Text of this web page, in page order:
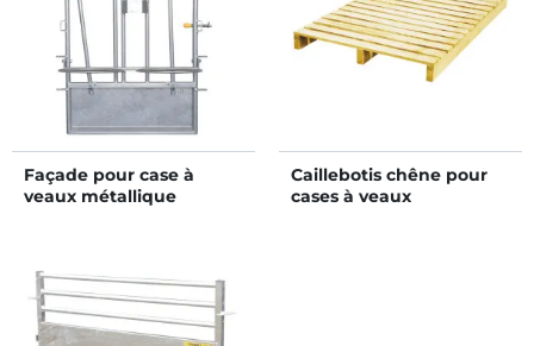
Façade pour case à
veaux métallique
Caillebotis chêne pour
cases à veaux